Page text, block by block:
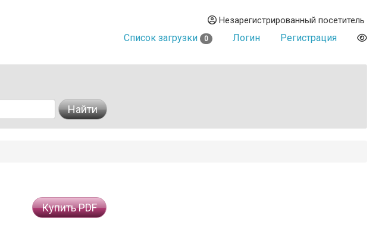
Незарегистрированный посетитель
Список загрузки 0 Логин Регистрация
Найти
Купить PDF